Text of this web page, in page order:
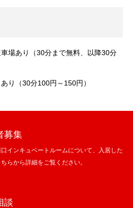
場あり（30分まで無料、以降30分
り（30分100円～150円）
募集
インキュベートルームについて、入居した
らから詳細をご覧ください。
談